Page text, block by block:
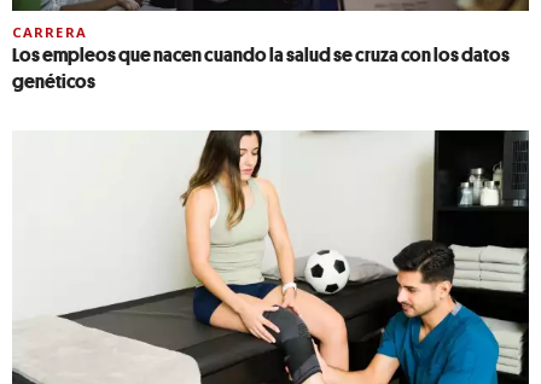
CARRERA
Los empleos que nacen cuando la salud se cruza con los datos
genéticos